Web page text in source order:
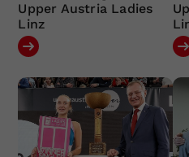
Upper Austria Ladies
Linz